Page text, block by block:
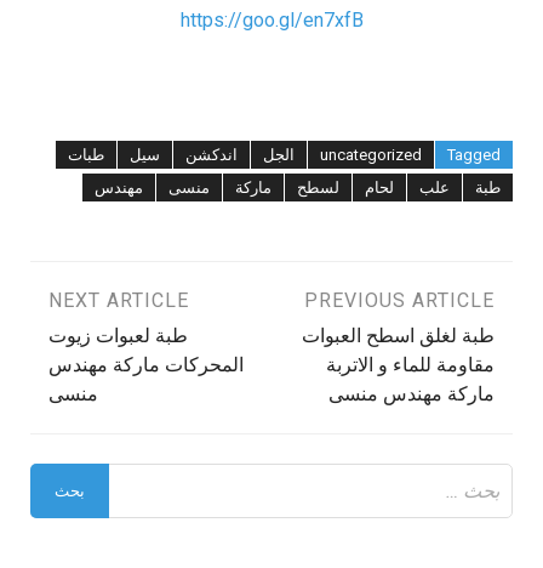
https://goo.gl/en7xfB
Tagged
uncategorized الجل اندكشن سيل
طبات
طبة
علب لحام لسطح ماركة منسى مهندس
تصفّح
المقالات
PREVIOUS ARTICLE
طبة لغلق اسطح العبوات
مقاومة للماء و الاتربة
ماركة مهندس منسى
NEXT ARTICLE
طبة لعبوات زيوت
المحركات ماركة مهندس
منسى
عن: